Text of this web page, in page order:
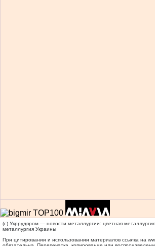
(c) Укррудпром — новости металлургии: цветная
металлургия Украины
При цитировании и использовании материалов ссылка на